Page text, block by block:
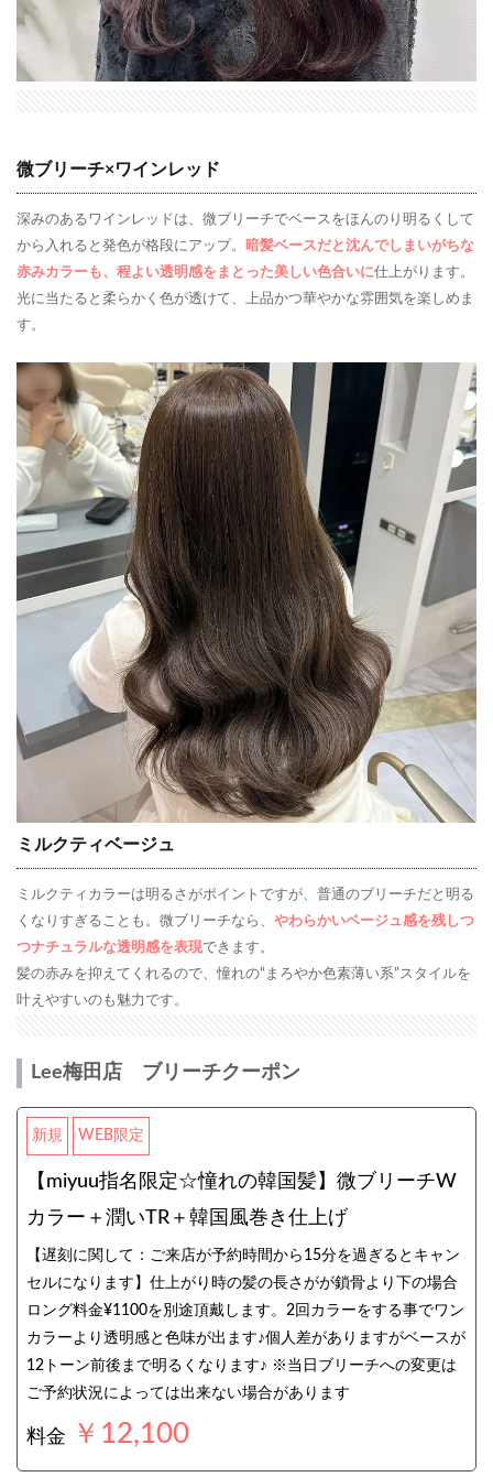
微ブリーチ×ワインレッド
深みのあるワインレッドは、微ブリーチでベースをほんのり明るくして
から入れると発色が格段にアップ。 暗髪ベースだと沈んでしまいがちな
赤みカラーも、程よい透明感をまとった美しい色合いに仕上がります。
光に当たると柔らかく色が透けて、上品かつ華やかな雰囲気を楽しめま
す。
ミルクティベージュ
ミルクティカラーは明るさがポイントですが、普通のブリーチだと明る
くなりすぎることも。微ブリーチなら、 やわらかいベージュ感を残しつ
つナチュラルな透明感を表現できます。
髪の赤みを抑えてくれるので、憧れの“まろやか色素薄い系”スタイルを
叶えやすいのも魅力です。
Lee梅田店 ブリーチクーポン
新規 WEB限定
【miyuu指名限定☆憧れの韓国髪】微ブリーチW
カラー＋潤いTR＋韓国風巻き仕上げ
【遅刻に関して：ご来店が予約時間から15分を過ぎるとキャン
セルになります】仕上がり時の髪の長さがが鎖骨より下の場合
ロング料金¥1100を別途頂戴します。2回カラーをする事でワン
カラーより透明感と色味が出ます♪個人差がありますがベースが
12トーン前後まで明るくなります♪ ※当日ブリーチへの変更は
ご予約状況によっては出来ない場合があります
料金 ￥12,100